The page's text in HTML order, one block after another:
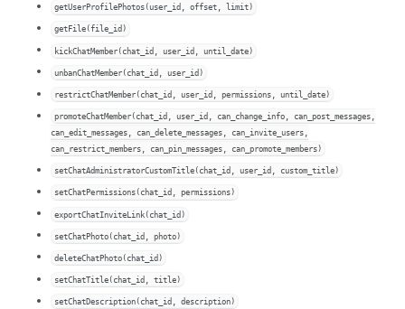
getUserProfilePhotos(user_id, offset, limit)
getFile(file_id)
kickChatMember(chat_id, user_id, until_date)
unbanChatMember(chat_id, user_id)
restrictChatMember(chat_id, user_id, permissions, until_date)
promoteChatMember(chat_id, user_id, can_change_info, can_post_messages,
can_edit_messages, can_delete_messages, can_invite_users,
can_restrict_members, can_pin_messages, can_promote_members)
setChatAdministratorCustomTitle(chat_id, user_id, custom_title)
setChatPermissions(chat_id, permissions)
exportChatInviteLink(chat_id)
setChatPhoto(chat_id, photo)
deleteChatPhoto(chat_id)
setChatTitle(chat_id, title)
setChatDescription(chat_id, description)